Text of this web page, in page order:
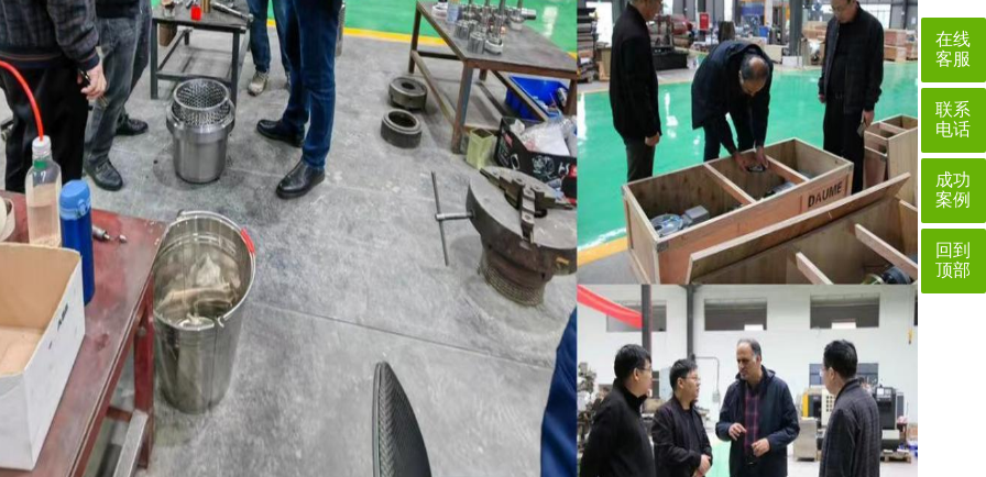
在线
客服
联系
电话
成功
案例
回到
顶部